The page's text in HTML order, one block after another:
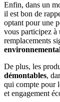
Enfin, dans un
il est bon de
optant pour une
vous participez à
remplacements
De plus, les
démontables,
qui compte pour
et engagement